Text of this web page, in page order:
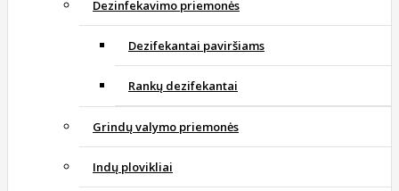
Dezinfekavimo priemonės
Dezifekantai paviršiams
Rankų dezifekantai
Grindų valymo priemonės
Indų plovikliai